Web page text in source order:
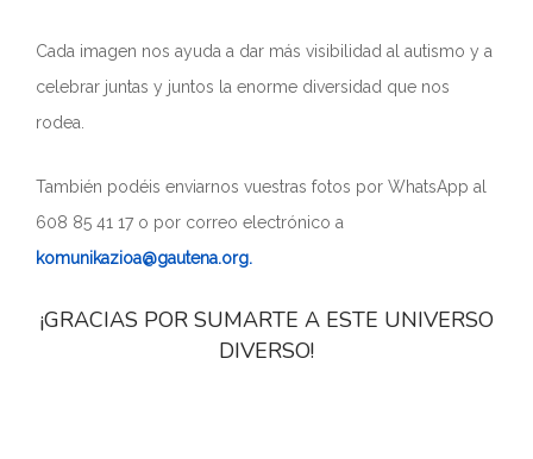
Cada imagen nos ayuda a dar más visibilidad al autismo y a
celebrar juntas y juntos la enorme diversidad que nos
rodea.
También podéis enviarnos vuestras fotos por WhatsApp al
608 85 41 17 o por correo electrónico a
komunikazioa@gautena.org.
¡GRACIAS POR SUMARTE A ESTE UNIVERSO
DIVERSO!